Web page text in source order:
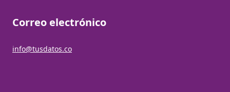
Correo electrónico
info@tusdatos.co